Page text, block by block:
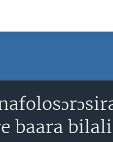
baara